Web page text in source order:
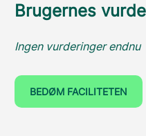
Brugernes
Ingen vurderinger endnu
BEDØM FACILITETEN